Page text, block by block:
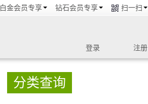
白金会员专享 钻石会员专享 扫一扫
登录 注册
分类查询